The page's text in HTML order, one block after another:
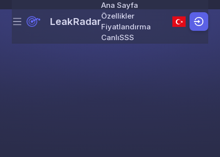
Skip to content
Menu LeakRadar
Ana Sayfa
Özellikler
Fiyatlandırma
CanlıSSS